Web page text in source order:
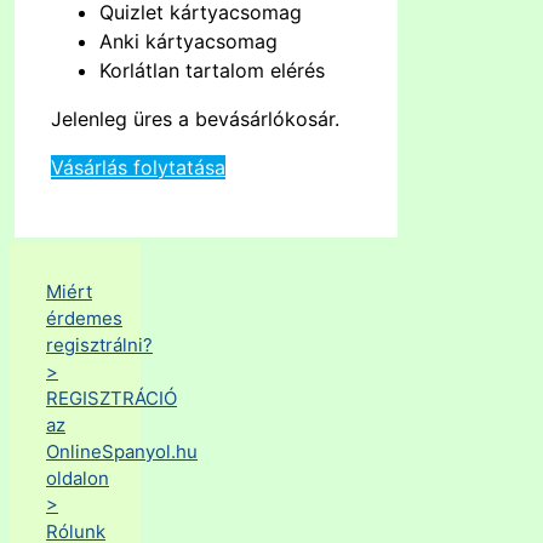
Quizlet kártyacsomag
Anki kártyacsomag
Korlátlan tartalom elérés
Jelenleg üres a bevásárlókosár.
Vásárlás folytatása
Miért
érdemes
regisztrálni?
>
REGISZTRÁCIÓ
az
OnlineSpanyol.hu
oldalon
>
Rólunk